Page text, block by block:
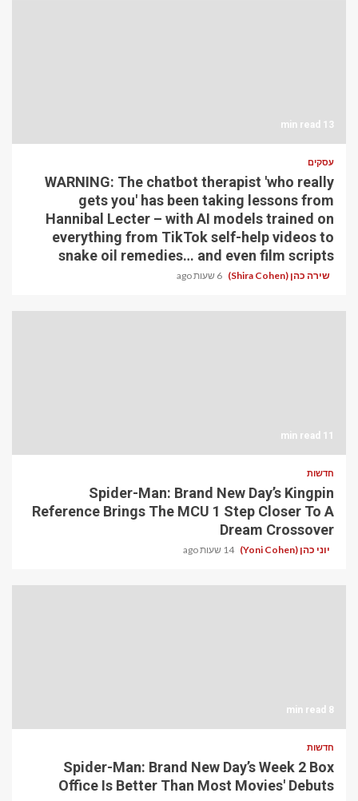
13 min read
עסקים
WARNING: The chatbot therapist 'who really
gets you' has been taking lessons from
Hannibal Lecter – with AI models trained on
everything from TikTok self-help videos to
snake oil remedies… and even film scripts
שירה כהן (Shira Cohen) 6 שעות ago
11 min read
חדשות
Spider-Man: Brand New Day’s Kingpin
Reference Brings The MCU 1 Step Closer To A
Dream Crossover
יוני כהן (Yoni Cohen) 14 שעות ago
8 min read
חדשות
Spider-Man: Brand New Day’s Week 2 Box
Office Is Better Than Most Movies' Debuts